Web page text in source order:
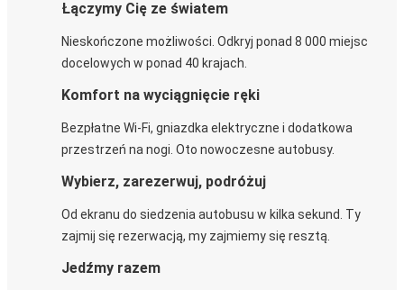
Łączymy Cię ze światem
Nieskończone możliwości. Odkryj ponad 8 000 miejsc
docelowych w ponad 40 krajach.
Komfort na wyciągnięcie ręki
Bezpłatne Wi-Fi, gniazdka elektryczne i dodatkowa
przestrzeń na nogi. Oto nowoczesne autobusy.
Wybierz, zarezerwuj, podróżuj
Od ekranu do siedzenia autobusu w kilka sekund. Ty
zajmij się rezerwacją, my zajmiemy się resztą.
Jedźmy razem